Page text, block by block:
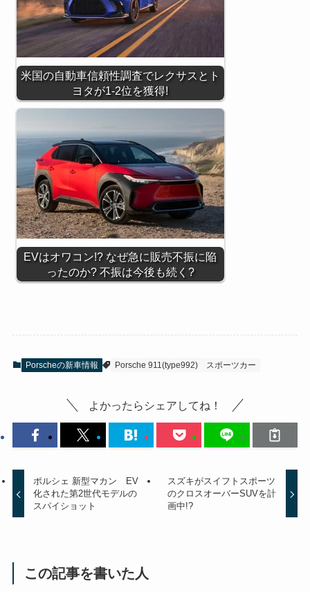
米国の自動車信頼性調査でレクサスとト
ヨタが1-2位を獲得!
EVはオワコン!? なぜ急に販売不振に陥
ったのか? 不振は今後も続く?
Porscheの新車情報 Porsche 911(type992) スポーツカー
よかったらシェアしてね！
ポルシェ 新型マカン EV
化された第2世代モデルの
スパイショット
スズキがスイフトスポーツ
のクロスオーバーSUVを計
画中!?
この記事を書いた人